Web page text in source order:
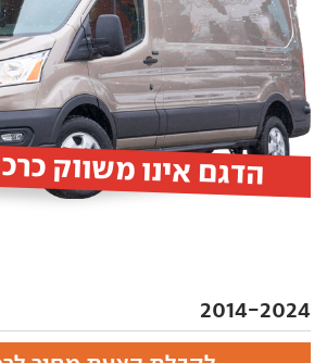
2014-2024
הדגם אינו משווק